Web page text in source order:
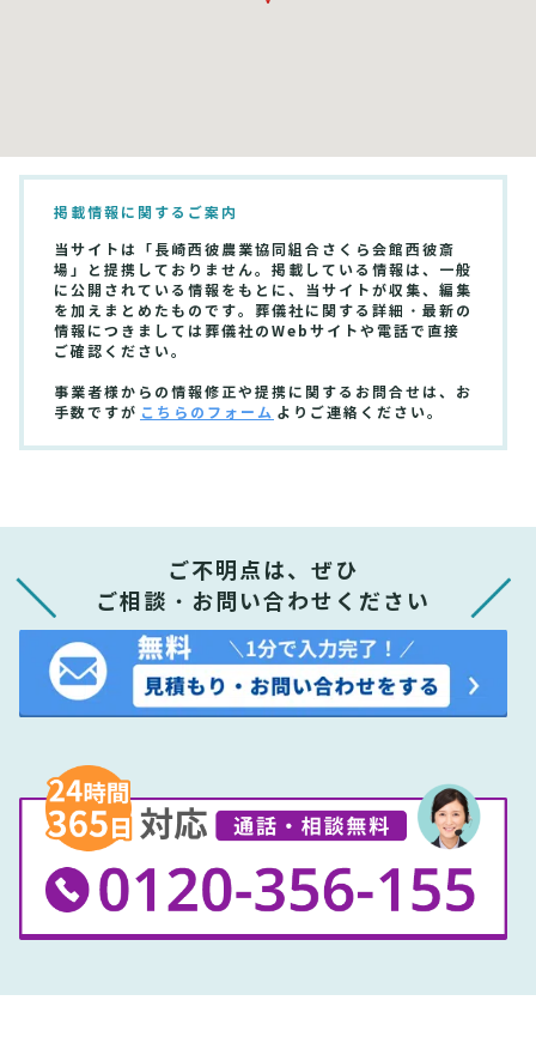
掲載情報に関するご案内
当サイトは「長崎西彼農業協同組合さくら会館西彼斎
場」と提携しておりません。掲載している情報は、一般
に公開されている情報をもとに、当サイトが収集、編集
を加えまとめたものです。葬儀社に関する詳細・最新の
情報につきましては葬儀社のWebサイトや電話で直接
ご確認ください。
事業者様からの情報修正や提携に関するお問合せは、お
手数ですが こちらのフォーム よりご連絡ください。
ご不明点は、ぜひ
ご相談・お問い合わせください